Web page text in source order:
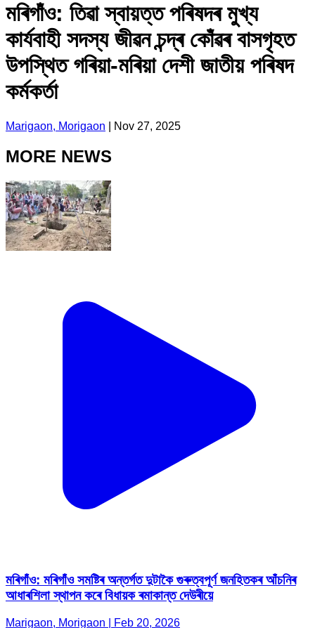
মৰিগাঁও: তিৱা স্বায়ত্ত পৰিষদৰ মুখ্য
কাৰ্যবাহী সদস্য জীৱন চন্দ্ৰ কোঁৱৰ বাসগৃহত
উপস্থিত গৰিয়া-মৰিয়া দেশী জাতীয় পৰিষদ
কৰ্মকৰ্তা
Marigaon, Morigaon Nov 27, 2025
MORE NEWS
মৰিগাঁও: মৰিগাঁও সমষ্টিৰ অন্তৰ্গত দুটাকৈ গুৰুত্বপূৰ্ণ জনহিতকৰ আঁচনিৰ
আধাৰশিলা স্থাপন কৰে বিধায়ক ৰমাকান্ত দেউৰীয়ে
Marigaon, Morigaon | Feb 20, 2026